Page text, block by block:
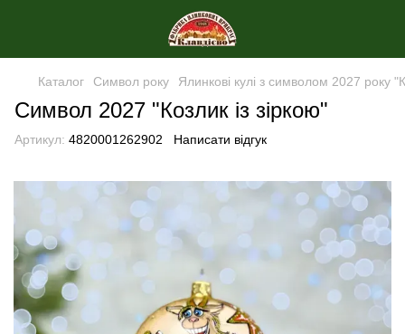
Каталог Символ року Ялинкові кулі з символом 2027 року
Символ 2027 "Козлик із зіркою"
Артикул: 4820001262902 Написати відгук